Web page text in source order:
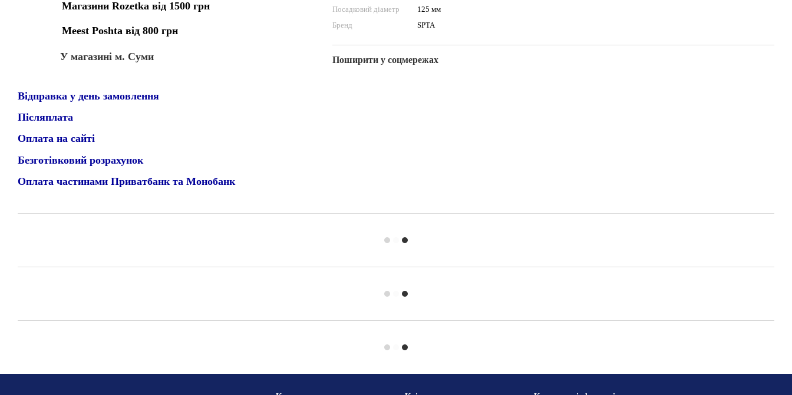
Магазини Rozetka від 1500 грн
Meest Poshta від 800 грн
У магазині м. Суми
Відправка у день замовлення
Післяплата
Оплата на сайті
Безготівковий розрахунок
Оплата частинами Приватбанк та Монобанк
Посадковий діаметр
125 мм
Бренд
SPTA
Поширити у соцмережах